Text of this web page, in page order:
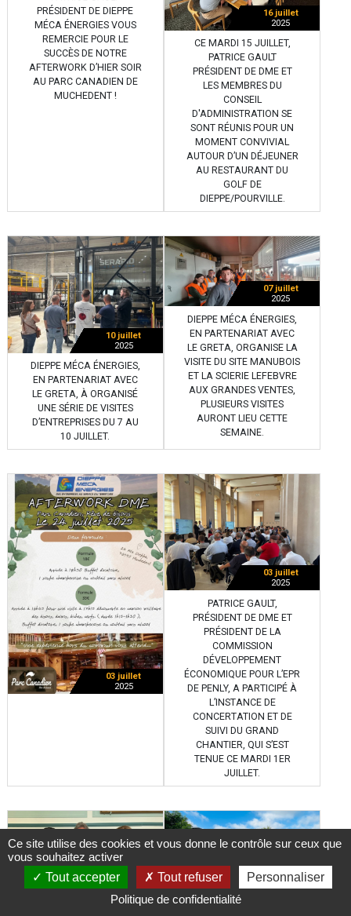
PRÉSIDENT DE DIEPPE
MÉCA ÉNERGIES VOUS
REMERCIE POUR LE
SUCCÈS DE NOTRE
AFTERWORK D’HIER SOIR
AU PARC CANADIEN DE
MUCHEDENT !
16 juillet
2025
CE MARDI 15 JUILLET,
PATRICE GAULT
PRÉSIDENT DE DME ET
LES MEMBRES DU
CONSEIL
D'ADMINISTRATION SE
SONT RÉUNIS POUR UN
MOMENT CONVIVIAL
AUTOUR D’UN DÉJEUNER
AU RESTAURANT DU
GOLF DE
DIEPPE/POURVILLE.
10 juillet
2025
DIEPPE MÉCA ÉNERGIES,
EN PARTENARIAT AVEC
LE GRETA, À ORGANISÉ
UNE SÉRIE DE VISITES
D’ENTREPRISES DU 7 AU
10 JUILLET.
07 juillet
2025
DIEPPE MÉCA ÉNERGIES,
EN PARTENARIAT AVEC
LE GRETA, ORGANISE LA
VISITE DU SITE MANUBOIS
ET LA SCIERIE LEFEBVRE
AUX GRANDES VENTES,
PLUSIEURS VISITES
AURONT LIEU CETTE
SEMAINE.
03 juillet
2025
03 juillet
2025
PATRICE GAULT,
PRÉSIDENT DE DME ET
PRÉSIDENT DE LA
COMMISSION
DÉVELOPPEMENT
ÉCONOMIQUE POUR L’EPR
DE PENLY, A PARTICIPÉ À
L’INSTANCE DE
CONCERTATION ET DE
SUIVI DU GRAND
CHANTIER, QUI S’EST
TENUE CE MARDI 1ER
JUILLET.
26 juin
2025
Ce site utilise des cookies et vous donne le contrôle sur ceux que
vous souhaitez activer
Tout accepter
Tout refuser
Personnaliser
Politique de confidentialité